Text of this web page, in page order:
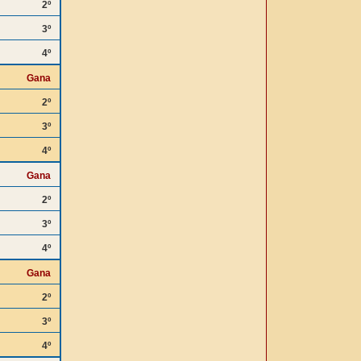
2º
3º
4º
Gana
2º
3º
4º
Gana
2º
3º
4º
Gana
2º
3º
4º